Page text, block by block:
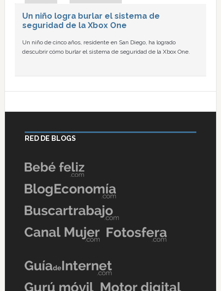
Un niño logra burlar el sistema de
seguridad de la Xbox One
Un niño de cinco años, residente en San Diego, ha logrado
descubrir cómo burlar el sistema de seguridad de la Xbox One.
RED DE BLOGS